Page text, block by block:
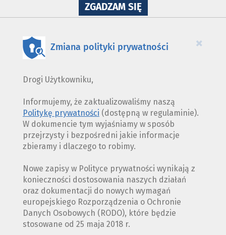
ZGADZAM SIĘNA
WYKORZYSTANIE
×
Zmiana polityki prywatności
Drogi Użytkowniku,
Informujemy, że zaktualizowaliśmy naszą
Politykę prywatności (dostępną w regulaminie).
W dokumencie tym wyjaśniamy w sposób
przejrzysty i bezpośredni jakie informacje
zbieramy i dlaczego to robimy.
Nowe zapisy w Polityce prywatności wynikają z
konieczności dostosowania naszych działań
oraz dokumentacji do nowych wymagań
europejskiego Rozporządzenia o Ochronie
Danych Osobowych (RODO), które będzie
stosowane od 25 maja 2018 r.